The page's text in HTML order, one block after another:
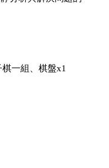
一組、棋盤x1